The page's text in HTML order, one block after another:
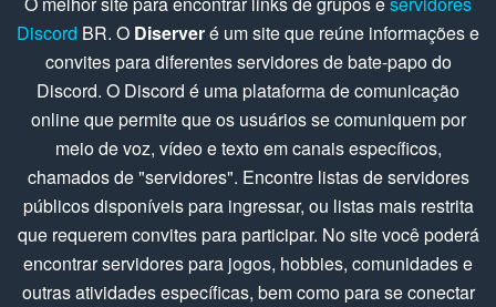
Discord BR. O Diserveré um site que reúne informações e
convites para diferentes servidores de bate-papo do
Discord. O Discord é uma plataforma de comunicação
online que permite que os usuários se comuniquem por
meio de voz, vídeo e texto em canais específicos,
chamados de "servidores". Encontre listas de servidores
públicos disponíveis para ingressar, ou listas mais restrita
que requerem convites para participar. No site você poderá
encontrar servidores para jogos, hobbies, comunidades e
outras atividades específicas, bem como para se conectar